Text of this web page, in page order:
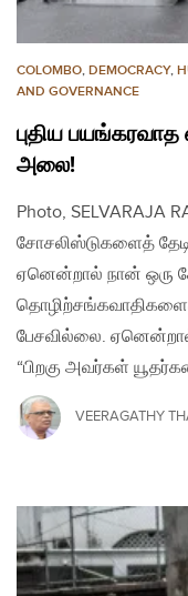
COLOMBO, DEMOCRACY,
AND GOVERNANCE
புதிய பயங்கரவாத
அலை!
Photo, SELVARAJA
சோசலிஸ்டுகளைத்
ஏனென்றால் நான் ஒரு
பேசவில்லை.
“பிறகு அவர்கள்
VEERAGATHY